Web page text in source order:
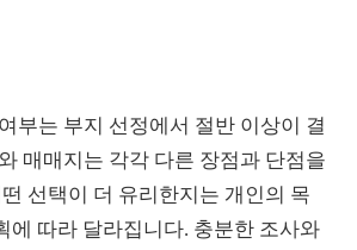
부는 부지 선정에서 절반 이상이 결
매매지는 각각 다른 장점과 단점을
선택이 더 유리한지는 개인의 목
에 따라 달라집니다. 충분한 조사와